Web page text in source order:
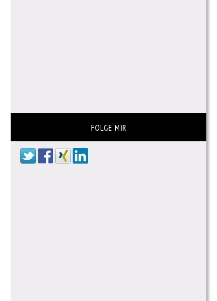
FOLGE MIR